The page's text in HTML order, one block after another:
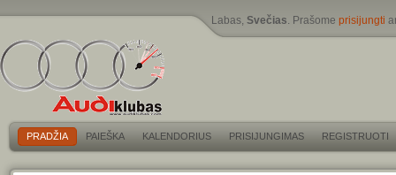
Labas, Svečias. Prašome prisijungti
PRADŽIA PAIEŠKA KALENDORIUS PRISIJUNGIMAS REGISTRUOTI